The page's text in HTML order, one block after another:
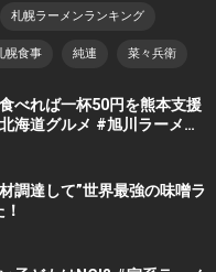
札幌ラーメンランキング
幌食事 純連 菜々兵衛
べれば一杯50円を熊本支援
海道グルメ #旭川ラーメン
調達して”世界最強の味噌ラ